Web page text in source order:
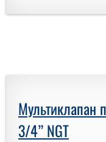
Мультиклапан
3/4” NGT